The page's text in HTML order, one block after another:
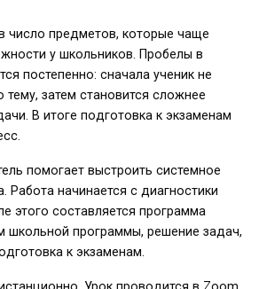
число предметов, которые чаще
у школьников. Пробелы в
постепенно: сначала ученик не
затем становится сложнее
В итоге подготовка к экзаменам
помогает выстроить системное
Работа начинается с диагностики
этого составляется программа
школьной программы, решение задач,
к экзаменам.
Урок проводится в Zoom,